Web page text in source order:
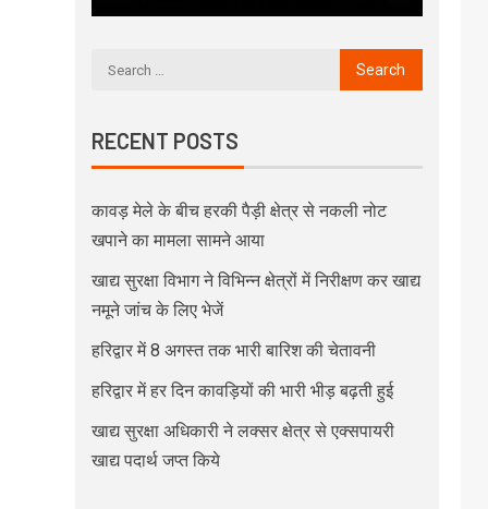
RECENT POSTS
कावड़ मेले के बीच हरकी पैड़ी क्षेत्र से नकली नोट
खपाने का मामला सामने आया
खाद्य सुरक्षा विभाग ने विभिन्न क्षेत्रों में निरीक्षण कर खाद्य
नमूने जांच के लिए भेजें
हरिद्वार में 8 अगस्त तक भारी बारिश की चेतावनी
हरिद्वार में हर दिन कावड़ियों की भारी भीड़ बढ़ती हुई
खाद्य सुरक्षा अधिकारी ने लक्सर क्षेत्र से एक्सपायरी
खाद्य पदार्थ जप्त किये